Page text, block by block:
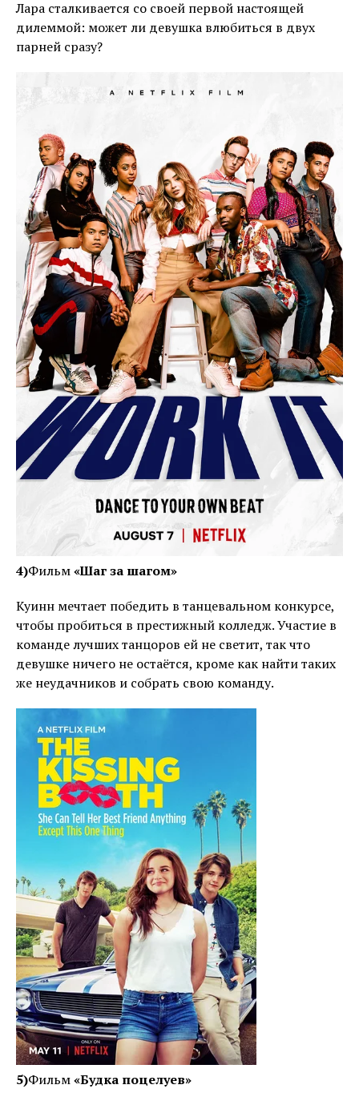
Лара сталкивается со своей первой настоящей
дилеммой: может ли девушка влюбиться в двух
парней сразу?
4)Фильм«Шаг за шагом»
Куинн мечтает победить в танцевальном конкурсе,
чтобы пробиться в престижный колледж. Участие в
команде лучших танцоров ей не светит, так что
девушке ничего не остаётся, кроме как найти таких
же неудачников и собрать свою команду.
5)Фильм«Будка поцелуев»